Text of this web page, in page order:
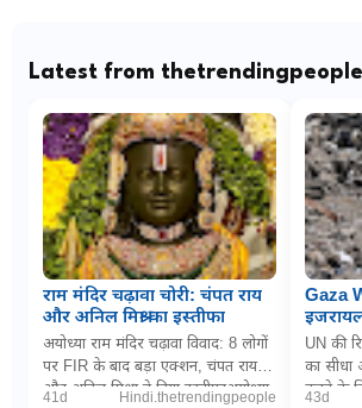
Latest from
राम मंदिर चढ़ावा चोरी: चंपत राय
और अनिल मिश्रा का इस्तीफा
अयोध्या राम मंदिर चढ़ावा विवाद: 8 लोगों
पर FIR के बाद बड़ा एक्शन, चंपत राय
और अनिल मिश्रा ने दिया इस्तीफाअयोध्या
41d Hindi.thetrendingpeople
Gaza
UN की
का सीधा
करने के
43d